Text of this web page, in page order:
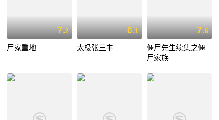
7.2
尸家重地
8.1
太极张三丰
7.6
僵尸先生续集之僵
尸家族